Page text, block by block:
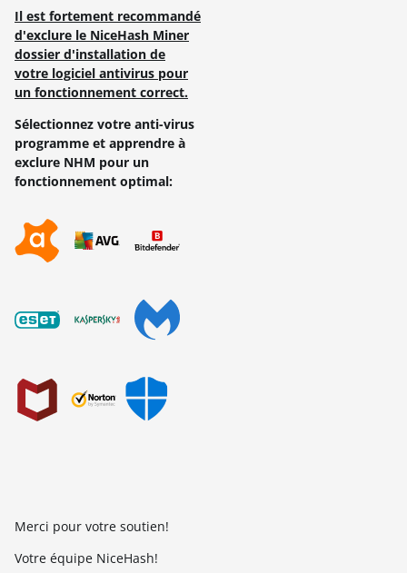
Il est fortement recommandé
d'exclure le NiceHash Miner
dossier d'installation de
votre logiciel antivirus pour
un fonctionnement correct.
Sélectionnez votre anti-virus
programme et apprendre à
exclure NHM pour un
fonctionnement optimal:
Merci pour votre soutien!
Votre équipe NiceHash!